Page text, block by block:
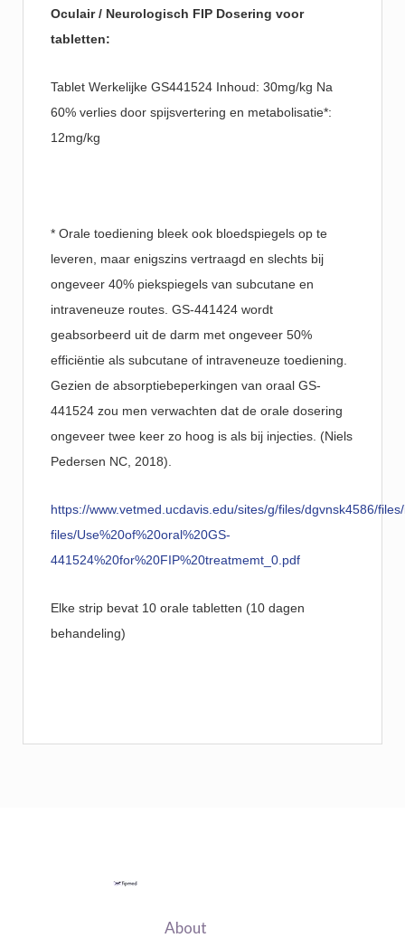
Oculair / Neurologisch FIP Dosering voor
tabletten:
Tablet Werkelijke GS441524 Inhoud: 30mg/kg Na
60% verlies door spijsvertering en metabolisatie*:
12mg/kg
* Orale toediening bleek ook bloedspiegels op te
leveren, maar enigszins vertraagd en slechts bij
ongeveer 40% piekspiegels van subcutane en
intraveneuze routes. GS-441424 wordt
geabsorbeerd uit de darm met ongeveer 50%
efficiëntie als subcutane of intraveneuze toediening.
Gezien de absorptiebeperkingen van oraal GS-
441524 zou men verwachten dat de orale dosering
ongeveer twee keer zo hoog is als bij injecties. (Niels
Pedersen NC, 2018).
https://www.vetmed.ucdavis.edu/sites/g/files/dgvnsk4586/
files/Use%20of%20oral%20GS-
441524%20for%20FIP%20treatmemt_0.pdf
Elke strip bevat 10 orale tabletten (10 dagen
behandeling)
About